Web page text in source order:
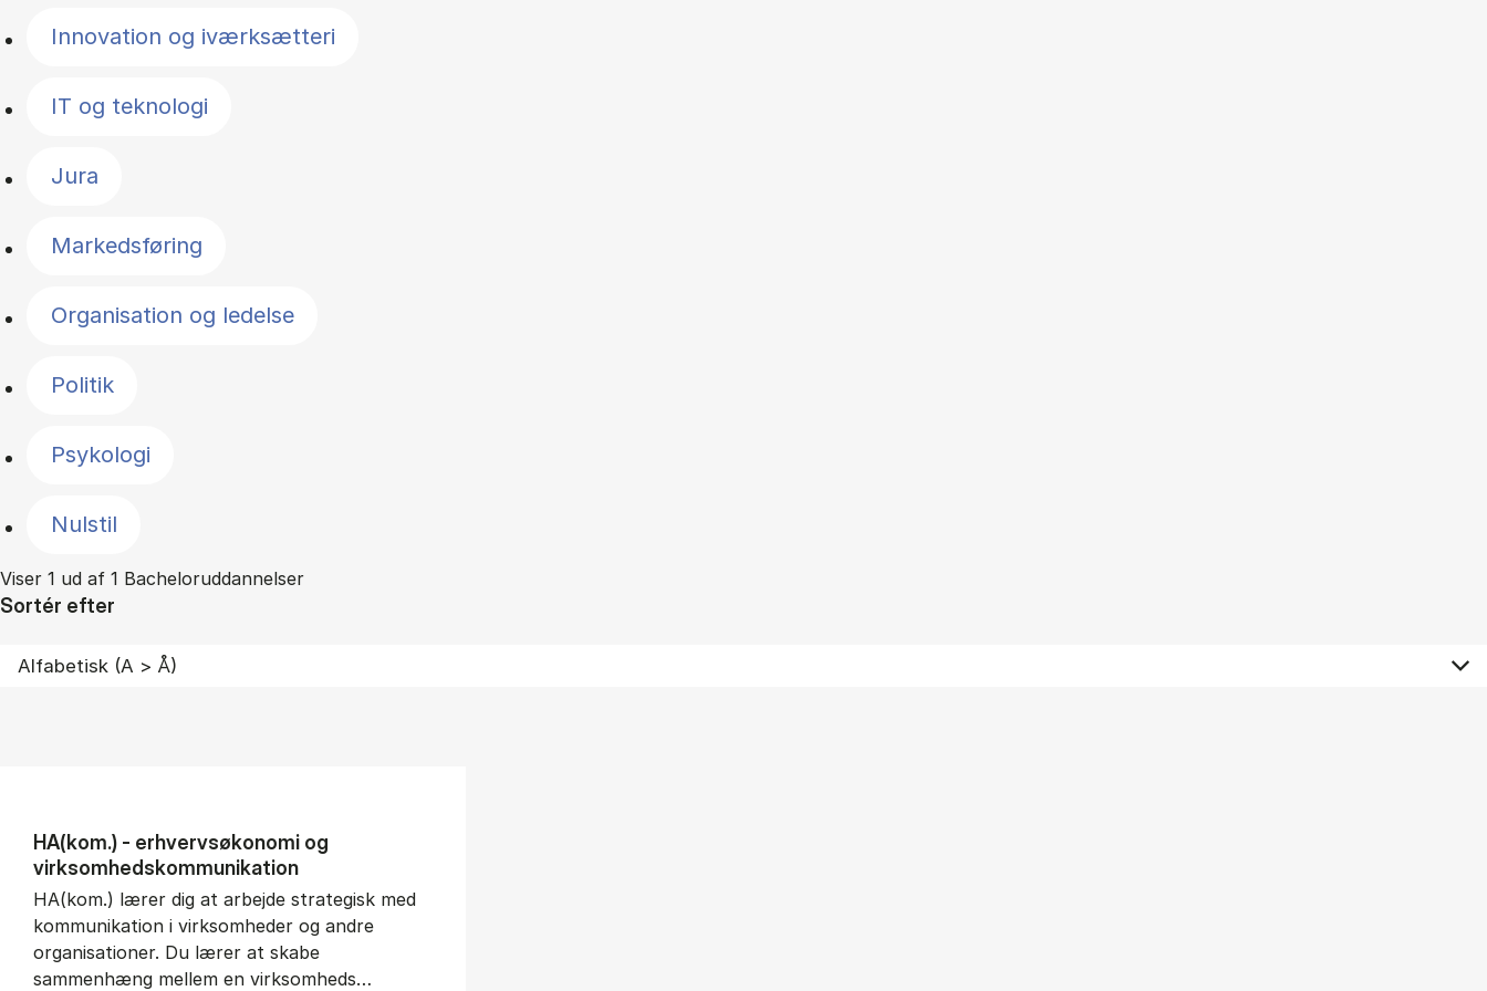
Innovation og iværksætteri
IT og teknologi
Jura
Markedsføring
Organisation og ledelse
Politik
Psykologi
Nulstil
Viser 1 ud af 1 Bacheloruddannelser
Sortér efter
HA(kom.) - erhvervs­økonomi og
virksomheds­kommunikation
HA(kom.) lærer dig at arbejde strategisk med
kommunikation i virksomheder og andre
organisationer. Du lærer at skabe
sammenhæng mellem en virksomheds…